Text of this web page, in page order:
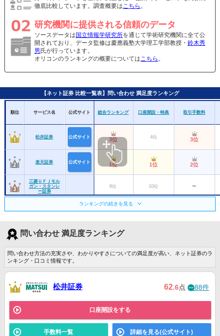
徹底比較しています。調査概要はこちら 。
研究機関に提供される信頼のデータ
ソースデータは国立情報学研究所を通じて学術研究機関に全て公
開されており、データ監修は慶應義塾大学理工学部教授・ 鈴木秀
男氏が行っています。
オリコンのランキングの概要については こちら 。
【ネット証券 比較一覧表】問い合わせ 満足度ランキング
順位 サービス名 公式サイト 総合ランキング 口座開設・特典 取引手数料
松井証券 公式サイト 3位 4位 3位
楽天証券 公式サイト 1位 1位 2位
三菱ＵＦＪモル
ガン・スタンレ
ー証券
8位 10位 ー
岩井コスモ証券 13位
大和証券 10位 ー ー
2位
券
5位 5位 4位
ランキングの続きを見る
問い合わせ 満足度ランキング
問い合わせ方法の充実さや、わかりやすさについての満足度が高い、ネット証券のラ
ンキング・口コミ情報です。
松井証券 62.6点 88件
口座開設をする
手数料一覧 詳細を見る(公式サイト)